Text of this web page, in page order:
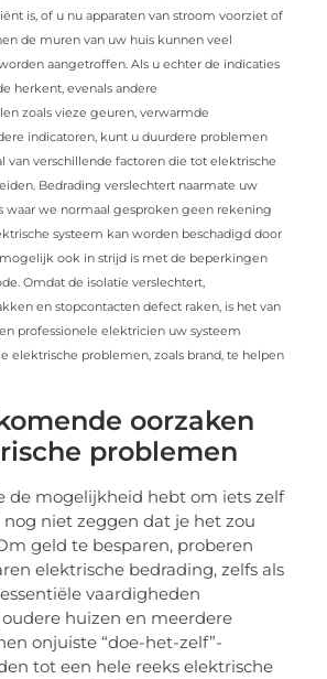
is, of u nu apparaten van stroom voorziet of
de muren van uw huis kunnen veel
aangetroffen. Als u echter de indicaties
herkent, evenals andere
zoals vieze geuren, verwarmde
indicatoren, kunt u duurdere problemen
van verschillende factoren die tot elektrische
Bedrading verslechtert naarmate uw
waar we normaal gesproken geen rekening
systeem kan worden beschadigd door
ook in strijd is met de beperkingen
Omdat de isolatie verslechtert,
en stopcontacten defect raken, is het van
professionele elektricien uw systeem
elektrische problemen, zoals brand, te helpen
oorzaken
problemen
de mogelijkheid hebt om iets zelf
niet zeggen dat je het zou
geld te besparen, proberen
elektrische bedrading, zelfs als
vaardigheden
huizen en meerdere
onjuiste “doe-het-zelf”-
tot een hele reeks elektrische